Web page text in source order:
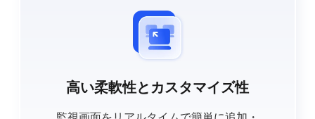
高い柔軟性とカスタマイズ性